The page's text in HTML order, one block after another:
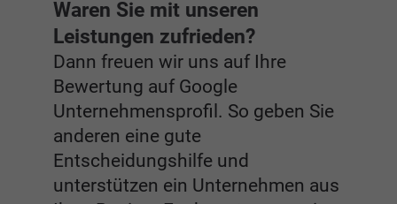
Waren Sie mit unseren
Leistungen zufrieden?
Dann freuen wir uns auf Ihre
Bewertung auf Google
Unternehmensprofil. So geben Sie
anderen eine gute
Entscheidungshilfe und
unterstützen ein Unternehmen aus